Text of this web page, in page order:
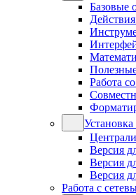
Базовые
Работа
Версия
Версия
Версия
Работа с